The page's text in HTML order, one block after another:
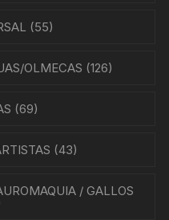
(55)
OLMECAS (126)
(69)
(43)
/ GALLOS